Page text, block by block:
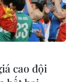
cao đội